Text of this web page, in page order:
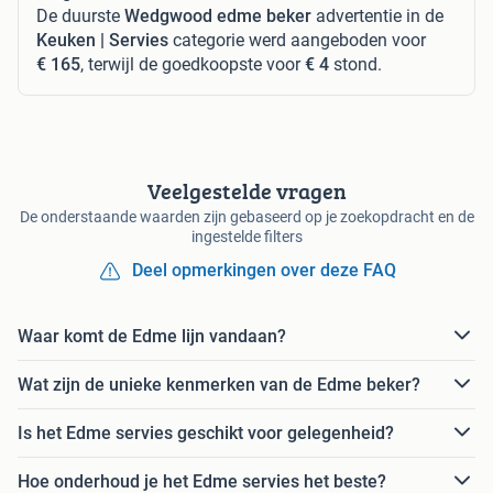
De duurste Wedgwood edme beker advertentie in de
Keuken | Servies categorie werd aangeboden voor
€ 165, terwijl de goedkoopste voor€ 4 stond.
Veelgestelde vragen
De onderstaande waarden zijn gebaseerd op je zoekopdracht en de
ingestelde filters
Deel opmerkingen over deze FAQ
Waar komt de Edme lijn vandaan?
Wat zijn de unieke kenmerken van de Edme beker?
Is het Edme servies geschikt voor gelegenheid?
Hoe onderhoud je het Edme servies het beste?